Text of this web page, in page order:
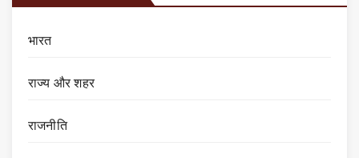
भारत
राज्य और शहर
राजनीति